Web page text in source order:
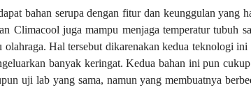
bahan serupa dengan fitur dan keunggulan yang
Climacool juga mampu menjaga temperatur tubuh
olahraga. Hal tersebut dikarenakan kedua teknologi
banyak keringat. Kedua bahan ini pun
uji lab yang sama, namun yang membuatnya